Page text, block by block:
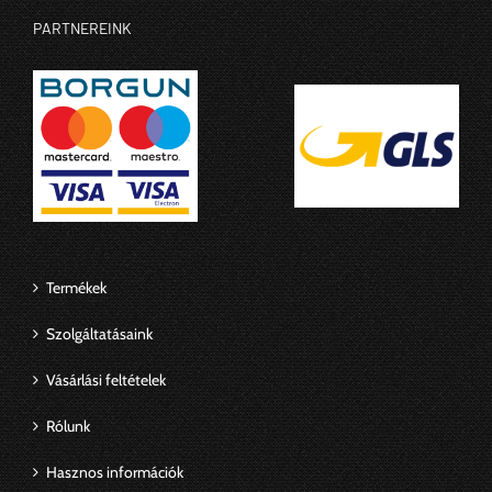
PARTNEREINK
Termékek
Szolgáltatásaink
Vásárlási feltételek
Rólunk
Hasznos információk